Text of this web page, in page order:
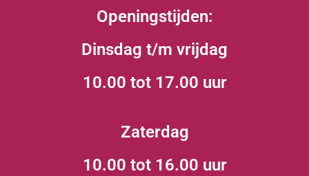
Openingstijden:
Dinsdag t/m vrijdag
10.00 tot 17.00 uur
Zaterdag
10.00 tot 16.00 uur